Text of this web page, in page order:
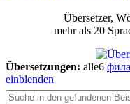
Übersetzer,
mehr als 20
Übersetzungen: alle6
einblenden